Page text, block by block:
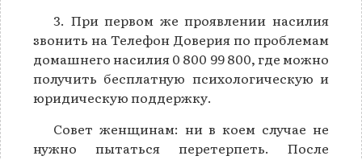
3. При первом же проявлении насилия
звонить на Телефон Доверия по проблемам
домашнего насилия 0 800 99 800, где можно
получить бесплатную психологическую и
юридическую поддержку.
Совет женщинам: ни в коем случае не
нужно пытаться перетерпеть. После